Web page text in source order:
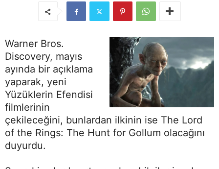
Warner Bros.
Discovery, mayıs
ayında bir açıklama
yaparak, yeni
Yüzüklerin Efendisi
filmlerinin
çekileceğini, bunlardan ilkinin ise The Lord
of the Rings: The Hunt for Gollum olacağını
duyurdu.